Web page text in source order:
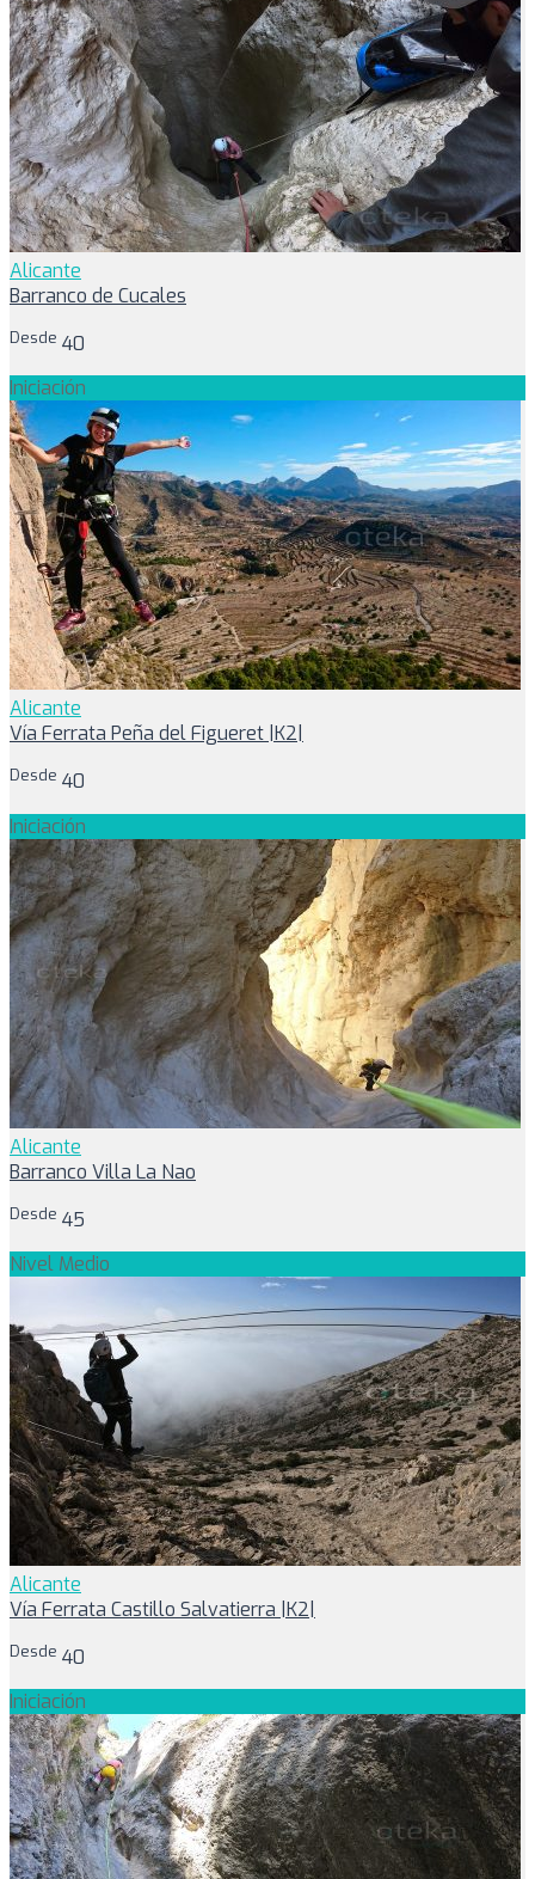
Alicante
Barranco de Cucales
Desde 40
Iniciación
Alicante
Vía Ferrata Peña del Figueret |K2|
Desde 40
Iniciación
Alicante
Barranco Villa La Nao
Desde 45
Nivel Medio
Alicante
Vía Ferrata Castillo Salvatierra |K2|
Desde 40
Iniciación